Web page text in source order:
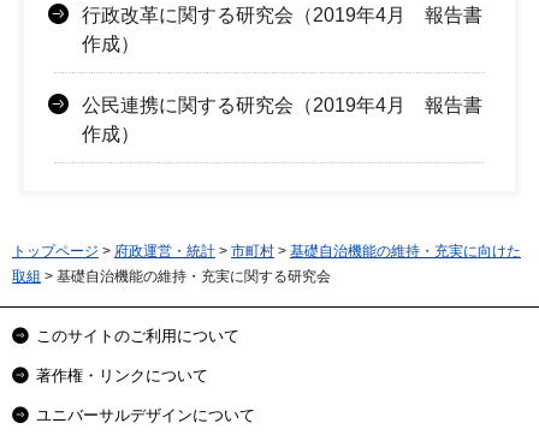
行政改革に関する研究会（2019年4月 報告書
作成）
公民連携に関する研究会（2019年4月 報告書
作成）
トップページ > 府政運営・統計 > 市町村 > 基礎自治機能の維持・充実に向けた
取組 > 基礎自治機能の維持・充実に関する研究会
このサイトのご利用について
著作権・リンクについて
ユニバーサルデザインについて